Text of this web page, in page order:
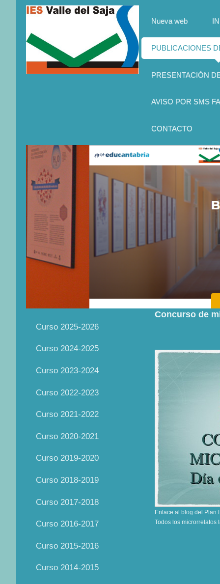
Nueva web
PUBLICACIONES
PRESENTACIÓN
AVISO POR SMS
CONTACTO
Concurso de
Enlace al blog del Plan
Todos los microrrelatos
Curso 2025-2026
Curso 2024-2025
Curso 2023-2024
Curso 2022-2023
Curso 2021-2022
Curso 2020-2021
Curso 2019-2020
Curso 2018-2019
Curso 2017-2018
Curso 2016-2017
Curso 2015-2016
Curso 2014-2015